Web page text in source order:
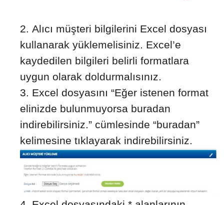
Alıcı müşteri bilgilerini Excel dosyası
kullanarak yüklemelisiniz. Excel’e
kaydedilen bilgileri belirli formatlara
uygun olarak doldurmalısınız.
Excel dosyasını “Eğer istenen format
elinizde bulunmuyorsa buradan
indirebilirsiniz.” cümlesinde “buradan”
kelimesine tıklayarak indirebilirsiniz.